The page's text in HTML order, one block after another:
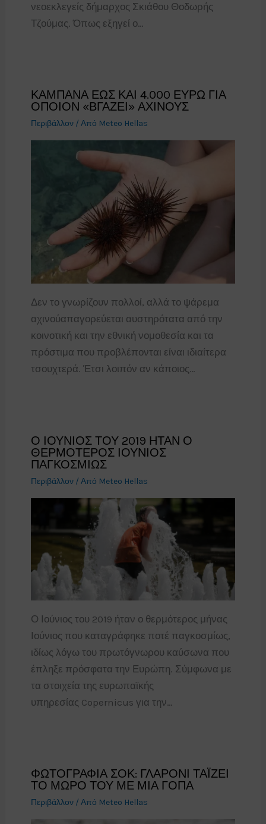
νεοεκλεγείς δήμαρχος Σκιάθου Θοδωρής
Τζούμας. Όπως εξηγεί ο…
ΚΑΜΠΑΝΑ ΕΩΣ ΚΑΙ 4.000 ΕΥΡΩ ΓΙΑ
ΟΠΟΙΟΝ «ΒΓΑΖΕΙ» ΑΧΙΝΟΥΣ
Περιβάλλον/ Από Meteo Hellas
Δεν το γνωρίζουν πολλοί, αλλά το ψάρεμα
αχινούαπαγορεύεται αυστηρότατα από την
κοινοτική και την εθνική νομοθεσία και τα
πρόστιμα που προβλέπονται είναι ιδιαίτερα
τσουχτερά. Έτσι λοιπόν αν κάποιος…
Ο ΙΟΥΝΙΟΣ ΤΟΥ 2019 ΗΤΑΝ Ο
ΘΕΡΜΟΤΕΡΟΣ ΙΟΥΝΙΟΣ
ΠΑΓΚΟΣΜΙΩΣ
Περιβάλλον/ Από Meteo Hellas
Ο Ιούνιος του 2019 ήταν ο θερμότερος μήνας
Ιούνιος που καταγράφηκε ποτέ παγκοσμίως,
ιδίως λόγω του πρωτόγνωρου καύσωνα που
έπληξε πρόσφατα την Ευρώπη. Σύμφωνα με
τα στοιχεία της ευρωπαϊκής
υπηρεσίας Copernicus για την…
ΦΩΤΟΓΡΑΦΙΑ ΣΟΚ: ΓΛΑΡΟΝΙ ΤΑΪΖΕΙ
ΤΟ ΜΩΡΟ ΤΟΥ ΜΕ ΜΙΑ ΓΟΠΑ
Περιβάλλον/ Από Meteo Hellas